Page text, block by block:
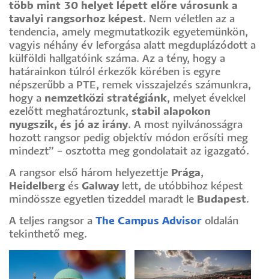
több mint 30 helyet lépett előre városunk a
tavalyi rangsorhoz képest. Nem véletlen az a
tendencia, amely megmutatkozik egyetemünkön,
vagyis néhány év leforgása alatt megduplázódott a
külföldi hallgatóink száma. Az a tény, hogy a
határainkon túlról érkezők körében is egyre
népszerűbb a PTE, remek visszajelzés számunkra,
hogy a nemzetközi stratégiánk, melyet évekkel
ezelőtt meghatároztunk, stabil alapokon
nyugszik, és jó az irány. A most nyilvánosságra
hozott rangsor pedig objektív módon erősíti meg
mindezt” – osztotta meg gondolatait az igazgató.
A rangsor első három helyezettje Prága,
Heidelberg és Galway lett, de utóbbihoz képest
mindössze egyetlen tizeddel maradt le Budapest.
A teljes rangsor a The Campus Advisor oldalán
tekinthető meg.